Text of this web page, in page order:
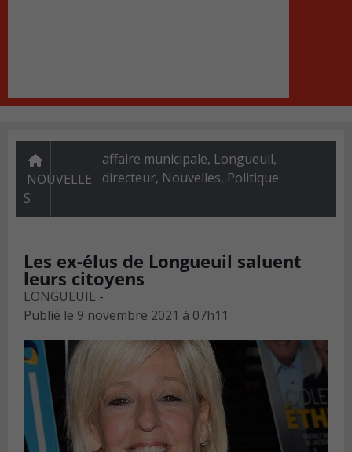
NOUVELLE
S
affaire municipale, Longueuil,
directeur, Nouvelles, Politique
Les ex-élus de Longueuil saluent
leurs citoyens
LONGUEUIL -
Publié le 9 novembre 2021 à 07h11